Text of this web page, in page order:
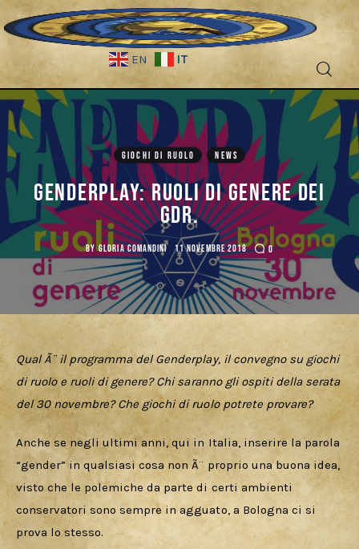
EN IT
Fantascienza
Fantasy
Games
Recensioni
Libri e fumetti
Cercatori
Download
GIOCHI DI RUOLO NEWS
Genderplay: ruoli di genere dei
GdR.
BY GLORIA COMANDINI 11 NOVEMBRE 2018 0
Qual Ã¨ il programma del Genderplay, il convegno su giochi
di ruolo e ruoli di genere? Chi saranno gli ospiti della serata
del 30 novembre? Che giochi di ruolo potrete provare?
Anche se negli ultimi anni, qui in Italia, inserire la parola
“gender” in qualsiasi cosa non Ã¨ proprio una buona idea,
visto che le polemiche da parte di certi ambienti
conservatori sono sempre in agguato, a Bologna ci si
prova lo stesso.